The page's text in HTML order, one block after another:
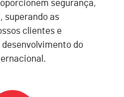
superando as
clientes e
do